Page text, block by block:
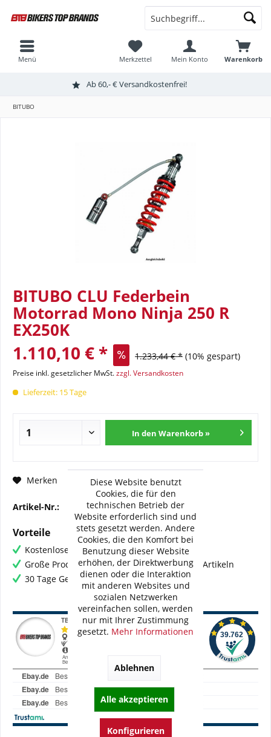
Ab 60,- € Versandkostenfrei!
Warenkorb
Merkzettel Mein Konto
Menü
BITUBO
BITUBO CLU Federbein
Motorrad Mono Ninja 250 R
EX250K
1.110,10 € * 1.233,44 € * (10% gespart)
Preise inkl. gesetzlicher MwSt.zzgl. Versandkosten
Lieferzeit: 15 Tage
In den Warenkorb »
Merken Fragen zum Artikel?
Artikel-Nr.: BI-K0097-CLU11
Vorteile
Kostenloser Versand ab € 60,- Bestellwert
Große Produktauswahl mit mehr als 80.000 Artikeln
30 Tage Geld-Zurück-Garantie
Diese Website benutzt
Cookies, die für den
technischen Betrieb der
Website erforderlich sind und
stets gesetzt werden. Andere
Cookies, die den Komfort bei
Benutzung dieser Website
erhöhen, der Direktwerbung
dienen oder die Interaktion
mit anderen Websites und
sozialen Netzwerken
vereinfachen sollen, werden
nur mit Ihrer Zustimmung
gesetzt. Mehr Informationen
Ablehnen
Alle akzeptieren
Konfigurieren